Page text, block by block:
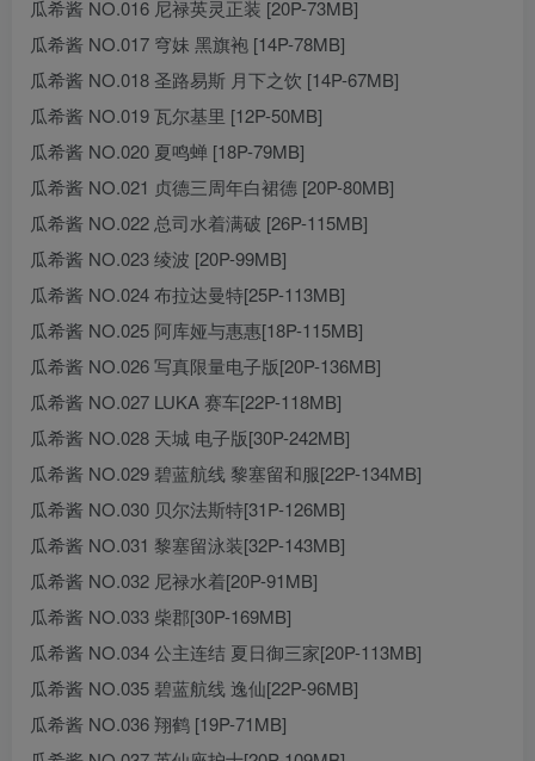
瓜希酱 NO.016 尼禄英灵正装 [20P-73MB]
瓜希酱 NO.017 穹妹 黑旗袍 [14P-78MB]
瓜希酱 NO.018 圣路易斯 月下之饮 [14P-67MB]
瓜希酱 NO.019 瓦尔基里 [12P-50MB]
瓜希酱 NO.020 夏鸣蝉 [18P-79MB]
瓜希酱 NO.021 贞德三周年白裙德 [20P-80MB]
瓜希酱 NO.022 总司水着满破 [26P-115MB]
瓜希酱 NO.023 绫波 [20P-99MB]
瓜希酱 NO.024 布拉达曼特[25P-113MB]
瓜希酱 NO.025 阿库娅与惠惠[18P-115MB]
瓜希酱 NO.026 写真限量电子版[20P-136MB]
瓜希酱 NO.027 LUKA 赛车[22P-118MB]
瓜希酱 NO.028 天城 电子版[30P-242MB]
瓜希酱 NO.029 碧蓝航线 黎塞留和服[22P-134MB]
瓜希酱 NO.030 贝尔法斯特[31P-126MB]
瓜希酱 NO.031 黎塞留泳装[32P-143MB]
瓜希酱 NO.032 尼禄水着[20P-91MB]
瓜希酱 NO.033 柴郡[30P-169MB]
瓜希酱 NO.034 公主连结 夏日御三家[20P-113MB]
瓜希酱 NO.035 碧蓝航线 逸仙[22P-96MB]
瓜希酱 NO.036 翔鹤 [19P-71MB]